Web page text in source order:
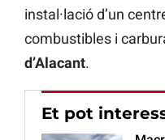
instal·lació d’un
combustibles i
d’Alacant.
Et pot